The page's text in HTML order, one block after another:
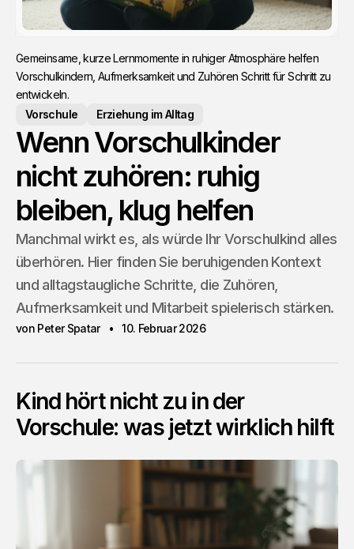
Gemeinsame, kurze Lernmomente in ruhiger Atmosphäre helfen
Vorschulkindern, Aufmerksamkeit und Zuhören Schritt für Schritt zu
entwickeln.
Vorschule
Erziehung im Alltag
Wenn Vorschulkinder
nicht zuhören: ruhig
bleiben, klug helfen
Manchmal wirkt es, als würde Ihr Vorschulkind alles
überhören. Hier finden Sie beruhigenden Kontext
und alltagstaugliche Schritte, die Zuhören,
Aufmerksamkeit und Mitarbeit spielerisch stärken.
von Peter Spatar 10. Februar 2026
Kind hört nicht zu in der
Vorschule: was jetzt wirklich hilft